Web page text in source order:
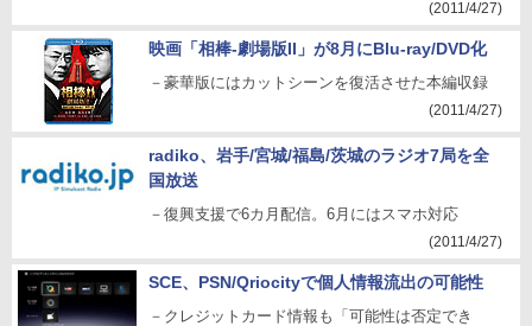
(2011/4/27)
映画「相棒-劇場版II」が8月にBlu-ray/DVD化
－豪華版にはカットシーンを復活させた本編収録
(2011/4/27)
radiko、岩手/宮城/福島/茨城のラジオ7局を全
国放送
－復興支援で6カ月配信。6月にはスマホ対応
(2011/4/27)
SCE、PSN/Qriocityで個人情報流出の可能性
－クレジットカード情報も「可能性は否定でき